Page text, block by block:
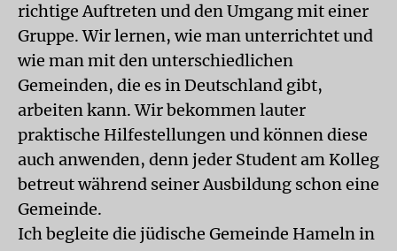
richtige Auftreten und den Umgang mit einer
Gruppe. Wir lernen, wie man unterrichtet und
wie man mit den unterschiedlichen
Gemeinden, die es in Deutschland gibt,
arbeiten kann. Wir bekommen lauter
praktische Hilfestellungen und können diese
auch anwenden, denn jeder Student am Kolleg
betreut während seiner Ausbildung schon eine
Gemeinde.
Ich begleite die jüdische Gemeinde Hameln in